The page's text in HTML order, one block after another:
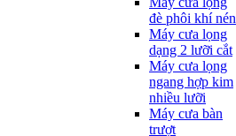
đè phôi khí nén
Máy cưa lọng
dạng 2 lưỡi cắt
Máy cưa lọng
ngang hợp kim
nhiều lưỡi
Máy cưa bàn
trượt